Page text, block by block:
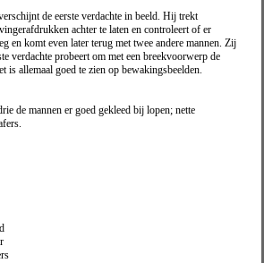
de eerste verdachte in beeld. Hij trekt
achter te laten en controleert of er
en komt even later terug met twee andere mannen. Zij
verdachte probeert om met een breekvoorwerp de
is allemaal goed te zien op bewakingsbeelden.
de mannen er goed gekleed bij lopen; nette